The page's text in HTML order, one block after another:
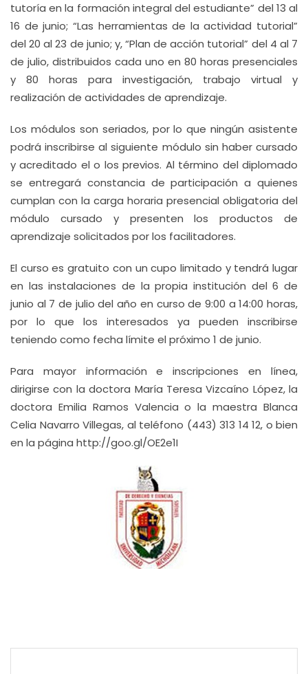
tutoría en la formación integral del estudiante” del 13 al
16 de junio; “Las herramientas de la actividad tutorial”
del 20 al 23 de junio; y, “Plan de acción tutorial” del 4 al 7
de julio, distribuidos cada uno en 80 horas presenciales
y 80 horas para investigación, trabajo virtual y
realización de actividades de aprendizaje.
Los módulos son seriados, por lo que ningún asistente
podrá inscribirse al siguiente módulo sin haber cursado
y acreditado el o los previos. Al término del diplomado
se entregará constancia de participación a quienes
cumplan con la carga horaria presencial obligatoria del
módulo cursado y presenten los productos de
aprendizaje solicitados por los facilitadores.
El curso es gratuito con un cupo limitado y tendrá lugar
en las instalaciones de la propia institución del 6 de
junio al 7 de julio del año en curso de 9:00 a 14:00 horas,
por lo que los interesados ya pueden inscribirse
teniendo como fecha límite el próximo 1 de junio.
Para mayor información e inscripciones en línea,
dirigirse con la doctora María Teresa Vizcaíno López, la
doctora Emilia Ramos Valencia o la maestra Blanca
Celia Navarro Villegas, al teléfono (443) 313 14 12, o bien
en la página http://goo.gl/OE2e1I